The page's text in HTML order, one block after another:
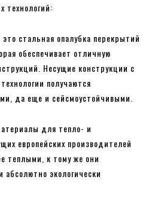
технологий:
стальная опалубка перекрытий
обеспечивает отличную
Несущие конструкции с
получаются
да еще и сейсмоустойчивыми.
для тепло- и
европейских производителей
теплыми, к тому же они
абсолютно экологически